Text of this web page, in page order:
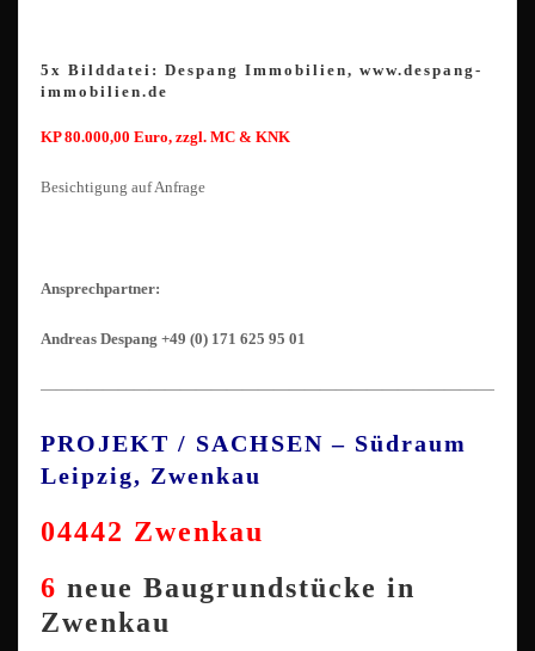
5x Bilddatei: Despang Immobilien, www.despang-
immobilien.de
KP 80.000,00 Euro, zzgl. MC & KNK
Besichtigung auf Anfrage
Ansprechpartner:
Andreas Despang +49 (0) 171 625 95 01
PROJEKT / SACHSEN – Südraum
Leipzig, Zwenkau
04442 Zwenkau
6 neue Baugrundstücke in
Zwenkau